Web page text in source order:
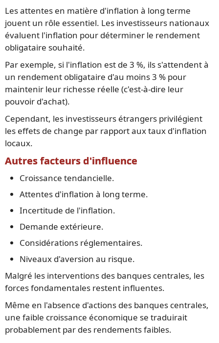
Les attentes en matière d'inflation à long terme
jouent un rôle essentiel. Les investisseurs nationaux
évaluent l'inflation pour déterminer le rendement
obligataire souhaité.
Par exemple, si l'inflation est de 3 %, ils s'attendent à
un rendement obligataire d'au moins 3 % pour
maintenir leur richesse réelle (c'est-à-dire leur
pouvoir d'achat).
Cependant, les investisseurs étrangers privilégient
les effets de change par rapport aux taux d'inflation
locaux.
Autres facteurs d'influence
Croissance tendancielle.
Attentes d'inflation à long terme.
Incertitude de l'inflation.
Demande extérieure.
Considérations réglementaires.
Niveaux d'aversion au risque.
Malgré les interventions des banques centrales, les
forces fondamentales restent influentes.
Même en l'absence d'actions des banques centrales,
une faible croissance économique se traduirait
probablement par des rendements faibles.